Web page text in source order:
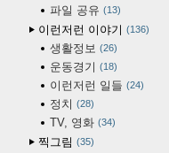
파일 공유 13
이런저런 이야기 136
생활정보 26
운동경기 18
이런저런 일들 24
정치 28
TV, 영화 34
찍그림 35